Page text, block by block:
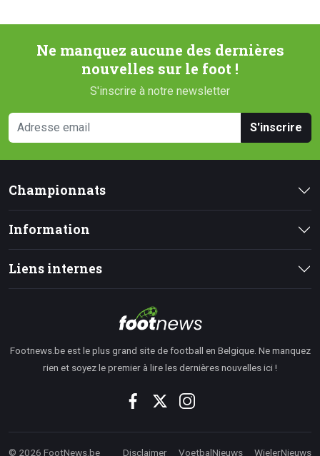
Ne manquez aucune des dernières
nouvelles sur le foot !
S'inscrire à notre newsletter
S'inscrire
Championnats
Information
Liens internes
Footnews.be est le plus grand site de football en Belgique. Ne manquez
rien et soyez le premier à lire les dernières nouvelles ici !
© 2026 FootNews.be Disclaimer VoetbalNieuws WielerNieuws